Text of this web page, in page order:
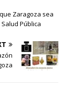
Zaragoza sea
Pública